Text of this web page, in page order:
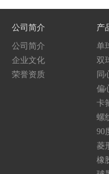
公司简介
公司简介
企业文化
荣誉资质
产
单
双
同
头
偏
头
卡
螺
头
90
菱
头
橡